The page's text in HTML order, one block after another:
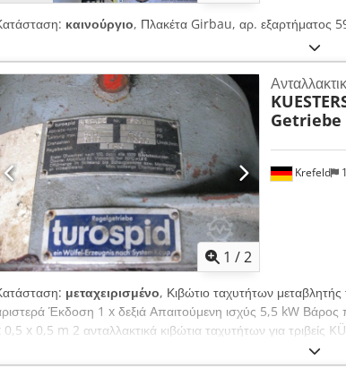
καινούργιο, Πλακέτα Girbau, αρ. εξαρτήματος
1 /2
Krefeld
Getriebe
μεταχειρισμένο, Κιβώτιο ταχυτήτων
Έκδοση 1 x δεξιά Απαιτούμενη ισχύς 5,5 kW
0,5 x 0,5 m 2 ανταλλακτικά κιβώτια ταχυτήτων για